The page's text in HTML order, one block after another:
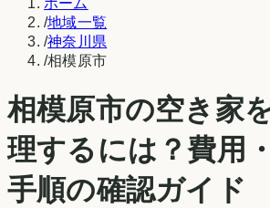
ホーム
/地域一覧
/神奈川県
/相模原市
相模原市の空き家
理するには？費用
手順の確認ガイド